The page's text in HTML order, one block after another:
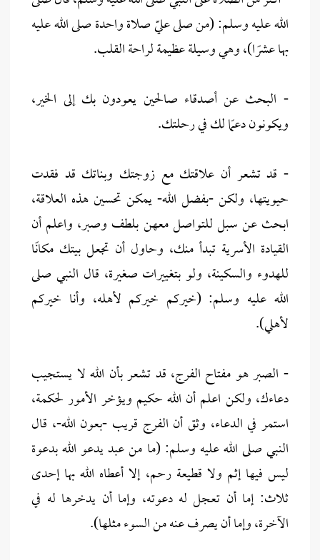
الله عليه وسلم: (من صلى عليّ صلاة واحدة صلى الله عليه
بها عشرًا)، وهي وسيلة عظيمة لراحة القلب.
- البحث عن أصدقاء صالحين يعودون بك إلى الخير،
ويكونون دعمًا لك في رحلتك.
- قد تشعر أن علاقتك مع زوجتك وبناتك قد فقدت
حيويتها، ولكن -بفضل الله- يمكن تحسين هذه العلاقة،
ابحث عن سبل للتواصل معهن بلطف وصبر، واعلم أن
القيادة الأسرية تبدأ منك، وحاول أن تجعل بيتك مكانًا
للهدوء والسكينة، ولو بتغييرات صغيرة، قال النبي صلى
الله عليه وسلم: (خيركم خيركم لأهله، وأنا خيركم
لأهلي).
- الصبر هو مفتاح الفرج، قد تشعر بأن الله لا يستجيب
دعاءك، ولكن اعلم أن الله حكيم ويؤخر الأمور لحكمة،
استمر في الدعاء، وثق أن الفرج قريب -بعون الله-، قال
النبي صلى الله عليه وسلم: (ما من عبد يدعو الله بدعوة
ليس فيها إثم ولا قطيعة رحم، إلا أعطاه الله بها إحدى
ثلاث: إما أن تعجل له دعوته، وإما أن يدخرها له في
الآخرة، وإما أن يصرف عنه من السوء مثلها).